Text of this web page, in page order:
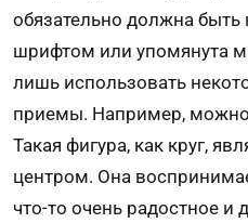
обязательно должна
шрифтом или упомянута
лишь использовать
приемы. Например, можно
Такая фигура, как круг,
центром. Она
что-то очень радостное